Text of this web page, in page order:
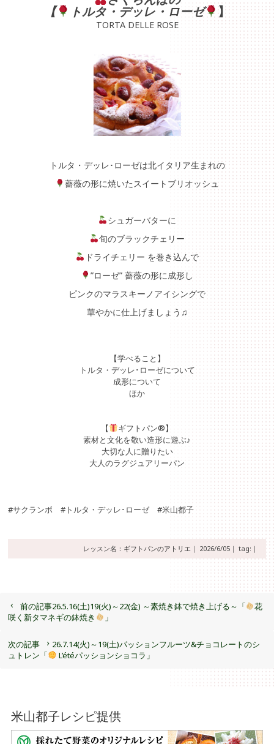
【 トルタ・デッレ・ローゼ 】
TORTA DELLE ROSE
トルタ・デッレ･ローゼは北イタリア生まれの
薔薇の形に焼いたスイートブリオッシュ
シュガーバターに
旬のブラックチェリー
ドライチェリー を巻き込んで
”ローゼ” 薔薇の形に成形し
ピンクのマラスキーノアイシングで
華やかに仕上げましょう♫
【学べること】
トルタ・デッレ･ローゼについて
成形について
ほか
【
ギフトパン®】
素材と文化を敬い造形に遊ぶ♪
大切な人に贈りたい
大人のラグジュアリーパン
#サクランボ #トルタ・デッレ･ローゼ #米山都子
レッスン名： ギフトパンのアトリエ ｜ 2026/6/05｜ tag:｜
前の記事26.5.16(土)19(火)～22(金) ～素焼き鉢で焼き上げる～「
花
咲く新タマネギの鉢焼き
」
次の記事
26.7.14(火)～19(土)パッションフルーツ&チョコレートのシ
ュトレン「
L’étéパッションショコラ」
米山都子レシピ提供